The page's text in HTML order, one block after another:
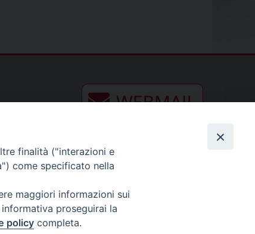
finalità ("interazioni e
come specificato nella
maggiori informazioni sui
proseguirai la
policy completa.